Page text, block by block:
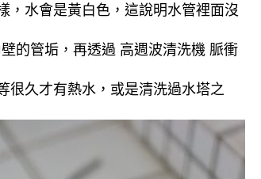
，水會是黃白色，這說明水管裡面沒
的管垢，再透過 高週波清洗機 脈衝
很久才有熱水，或是清洗過水塔之